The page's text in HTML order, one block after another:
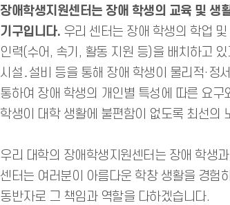
장애학생지원센터는 장애 학생의 교육 및 생
기구입니다. 우리 센터는 장애 학생의 학업
인력(수어, 속기, 활동 지원 등)을 배치하고
시설․설비 등을 통해 장애 학생이 물리적·정
통하여 장애 학생의 개인별 특성에 따른 요
학생이 대학 생활에 불편함이 없도록 최선의
우리 대학의 장애학생지원센터는 장애 학생
센터는 여러분이 아름다운 학창 생활을 경험
동반자로 그 책임과 역할을 다하겠습니다.